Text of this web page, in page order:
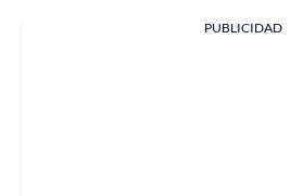
PUBLICIDAD